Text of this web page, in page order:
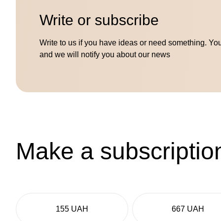
Write or subscribe
Write to us if you have ideas or need something.
and we will notify you about our news
Make a
155 UAH 667 UAH